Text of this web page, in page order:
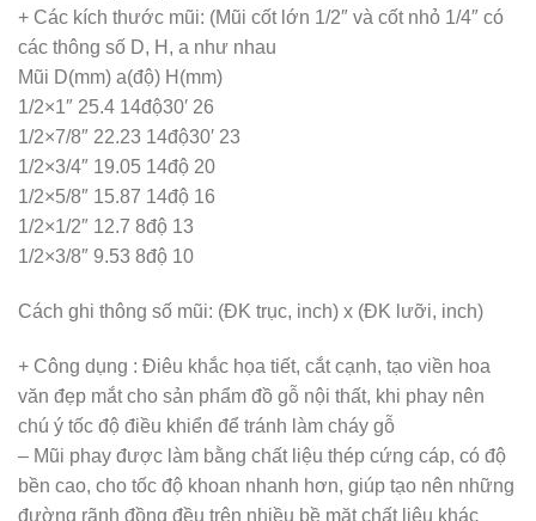
+ Các kích thước mũi: (Mũi cốt lớn 1/2″ và cốt nhỏ 1/4″ có
các thông số D, H, a như nhau
Mũi D(mm) a(độ) H(mm)
1/2×1″ 25.4 14độ30′ 26
1/2×7/8″ 22.23 14độ30′ 23
1/2×3/4″ 19.05 14độ 20
1/2×5/8″ 15.87 14độ 16
1/2×1/2″ 12.7 8độ 13
1/2×3/8″ 9.53 8độ 10
Cách ghi thông số mũi: (ĐK trục, inch) x (ĐK lưỡi, inch)
+ Công dụng : Điêu khắc họa tiết, cắt cạnh, tạo viền hoa
văn đẹp mắt cho sản phẩm đồ gỗ nội thất, khi phay nên
chú ý tốc độ điều khiển để tránh làm cháy gỗ
– Mũi phay được làm bằng chất liệu thép cứng cáp, có độ
bền cao, cho tốc độ khoan nhanh hơn, giúp tạo nên những
đường rãnh đồng đều trên nhiều bề mặt chất liệu khác